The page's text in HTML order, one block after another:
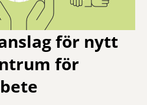
för nytt
för